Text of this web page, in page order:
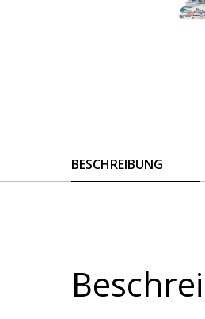
BESCHREIBUNG